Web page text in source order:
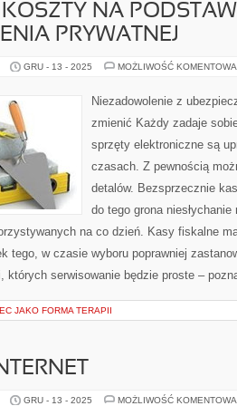
NA
PRYWATNEJ
GRU - 13 - 2025 MOŻLIWOŚĆ
Niezadowolenie z
zmienić Każdy zadaje
sprzęty elektroniczne są
czasach. Z pewnością
detalów. Bezsprzecznie
do tego grona
na co dzień. Kasy fiskalne
tego, w czasie wyboru poprawniej
których serwisowanie będzie proste –
JAKO FORMA TERAPII
GRU - 13 - 2025 MOŻLIWOŚĆ